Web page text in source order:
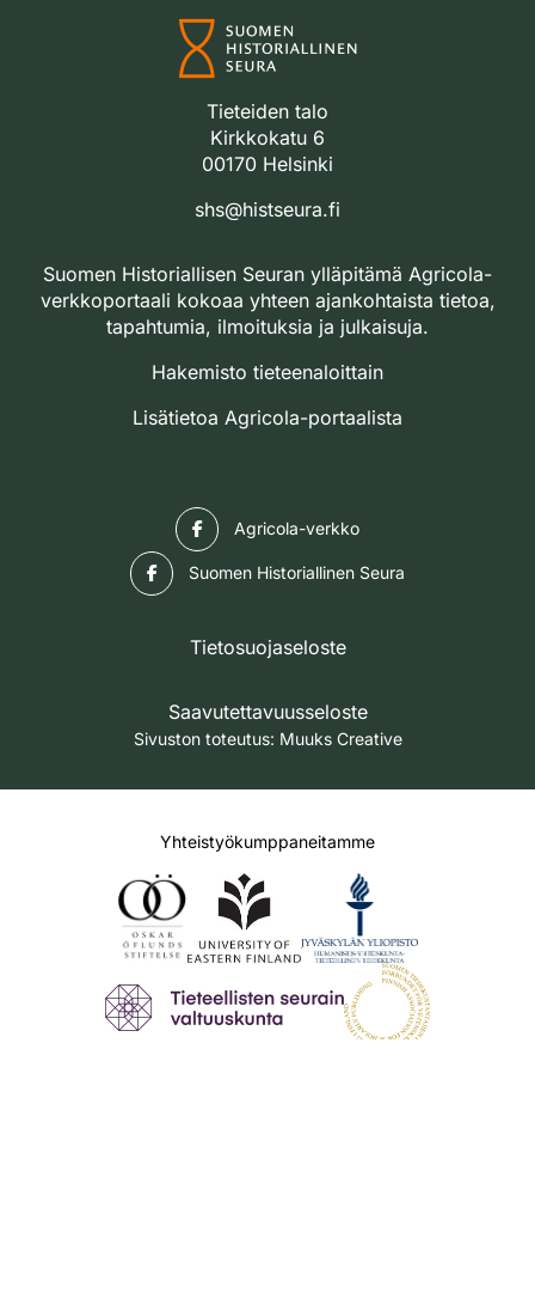
Tieteiden talo
Kirkkokatu 6
00170 Helsinki
shs@histseura.fi
Suomen Historiallisen Seuran ylläpitämä Agricola-
verkkoportaali kokoaa yhteen ajankohtaista tietoa,
tapahtumia, ilmoituksia ja julkaisuja.
Hakemisto tieteenaloittain
Lisätietoa Agricola-portaalista
Agricola-verkko
Suomen Historiallinen Seura
Tietosuojaseloste
Saavutettavuusseloste
Sivuston toteutus: Muuks Creative
Yhteistyökumppaneitamme